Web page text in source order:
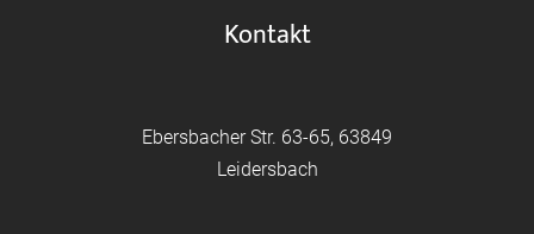
Kontakt
Ebersbacher Str. 63-65, 63849
Leidersbach